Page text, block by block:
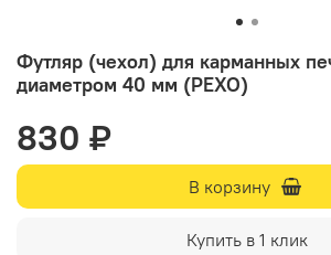
Футляр (чехол) для карманных
диаметром 40 мм (PEXO)
830 ₽
В корзину
Купить в 1 клик